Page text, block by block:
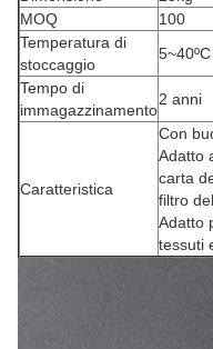
MOQ
100
Temperatura di
stoccaggio
5~40ºC
Tempo di
immagazzinamento
2 anni
Caratteristica
Con
Adatto
carta
filtro
Adatto
tessuti